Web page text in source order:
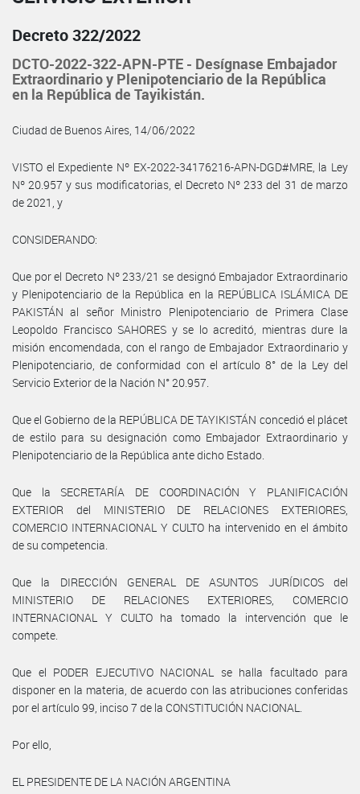
Decreto 322/2022
DCTO-2022-322-APN-PTE - Desígnase Embajador
Extraordinario y Plenipotenciario de la República
en la República de Tayikistán.
Ciudad de Buenos Aires, 14/06/2022
VISTO el Expediente Nº EX-2022-34176216-APN-DGD#MRE, la Ley
Nº 20.957 y sus modificatorias, el Decreto Nº 233 del 31 de marzo
de 2021, y
CONSIDERANDO:
Que por el Decreto Nº 233/21 se designó Embajador Extraordinario
y Plenipotenciario de la República en la REPÚBLICA ISLÁMICA DE
PAKISTÁN al señor Ministro Plenipotenciario de Primera Clase
Leopoldo Francisco SAHORES y se lo acreditó, mientras dure la
misión encomendada, con el rango de Embajador Extraordinario y
Plenipotenciario, de conformidad con el artículo 8° de la Ley del
Servicio Exterior de la Nación N° 20.957.
Que el Gobierno de la REPÚBLICA DE TAYIKISTÁN concedió el plácet
de estilo para su designación como Embajador Extraordinario y
Plenipotenciario de la República ante dicho Estado.
Que la SECRETARÍA DE COORDINACIÓN Y PLANIFICACIÓN
EXTERIOR del MINISTERIO DE RELACIONES EXTERIORES,
COMERCIO INTERNACIONAL Y CULTO ha intervenido en el ámbito
de su competencia.
Que la DIRECCIÓN GENERAL DE ASUNTOS JURÍDICOS del
MINISTERIO DE RELACIONES EXTERIORES, COMERCIO
INTERNACIONAL Y CULTO ha tomado la intervención que le
compete.
Que el PODER EJECUTIVO NACIONAL se halla facultado para
disponer en la materia, de acuerdo con las atribuciones conferidas
por el artículo 99, inciso 7 de la CONSTITUCIÓN NACIONAL.
Por ello,
EL PRESIDENTE DE LA NACIÓN ARGENTINA